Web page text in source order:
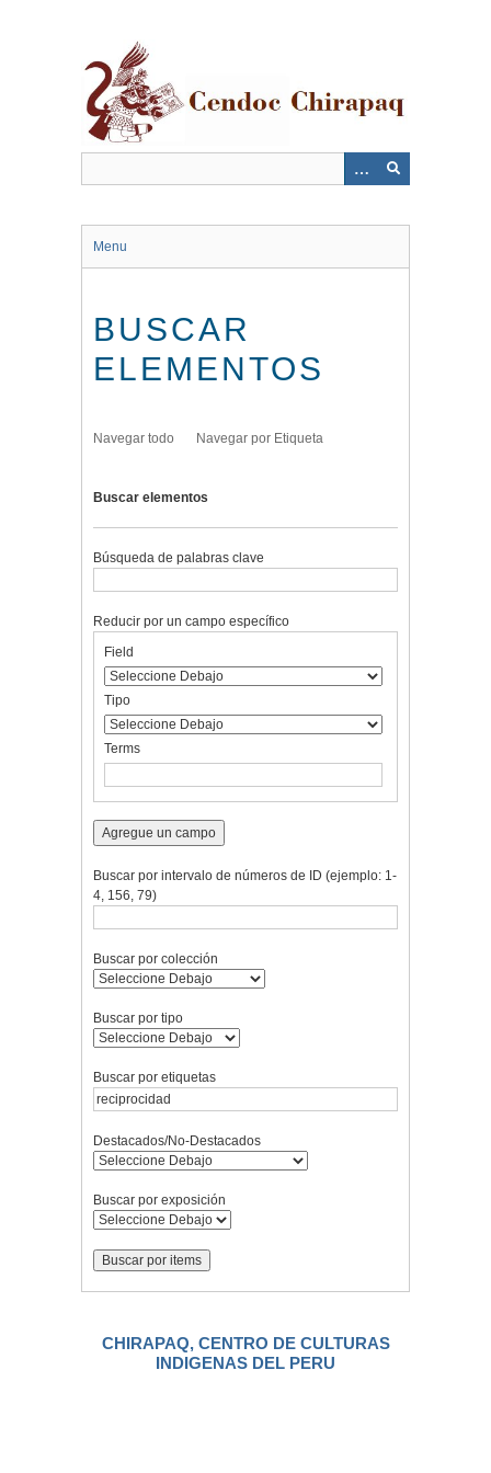
Menu
BUSCAR
ELEMENTOS
Navegar todo Navegar por Etiqueta
Buscar elementos
Búsqueda de palabras clave
rows
"Reducir
por
específico":
1
Reducir por un campo específico
de
búsqueda
de
búsqueda
de
búsqueda
de
Búsqueda
Field
Tipo
Terms
Agregue un campo
Buscar por intervalo de números de ID (ejemplo: 1-
4, 156, 79)
Buscar por colección
Buscar por tipo
Buscar por etiquetas
Destacados/No-Destacados
Buscar por exposición
CHIRAPAQ, CENTRO DE CULTURAS
INDIGENAS DEL PERU